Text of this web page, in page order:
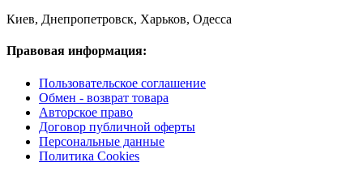
Киев, Днепропетровск, Харьков, Одесса
Правовая информация:
Пользовательское соглашение
Обмен - возврат товара
Авторское право
Договор публичной оферты
Персональные данные
Политика Cookies